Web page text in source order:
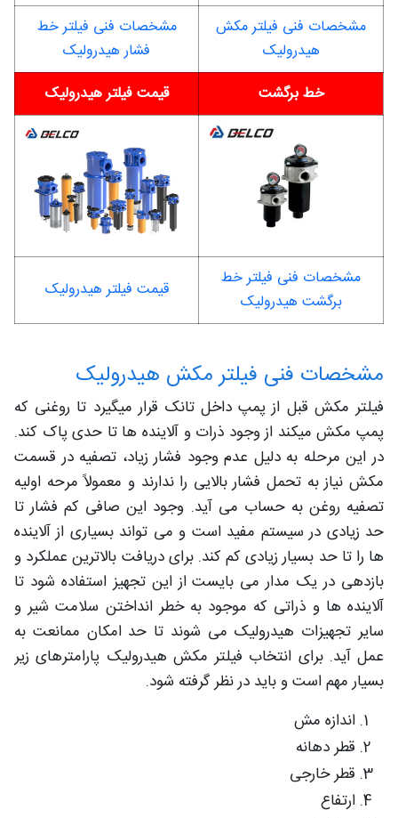
مشخصات فنی فیلتر مکش
هیدرولیک
مشخصات فنی فیلتر خط
فشار هیدرولیک
خط برگشت
قیمت فیلتر هیدرولیک
مشخصات فنی فیلتر خط
برگشت هیدرولیک
قیمت فیلتر هیدرولیک
مشخصات فنی فیلتر مکش هیدرولیک
فیلتر مکش قبل از پمپ داخل تانک قرار میگیرد تا روغنی که
پمپ مکش میکند از وجود ذرات و آلاینده ها تا حدی پاک کند.
در این مرحله به دلیل عدم وجود فشار زیاد، تصفیه در قسمت
مکش نیاز به تحمل فشار بالایی را ندارند و معمولاً مرحه اولیه
تصفیه روغن به حساب می آید. وجود این صافی کم فشار تا
حد زیادی در سیستم مفید است و می تواند بسیاری از آلاینده
ها را تا حد بسیار زیادی کم کند. برای دریافت بالاترین عملکرد و
بازدهی در یک مدار می بایست از این تجهیز استفاده شود تا
آلاینده ها و ذراتی که موجود به خطر انداختن سلامت شیر و
سایر تجهیزات هیدرولیک می شوند تا حد امکان ممانعت به
عمل آید. برای انتخاب فیلتر مکش هیدرولیک پارامترهای زیر
بسیار مهم است و باید در نظر گرفته شود.
اندازه مش
قطر دهانه
قطر خارجی
ارتفاع